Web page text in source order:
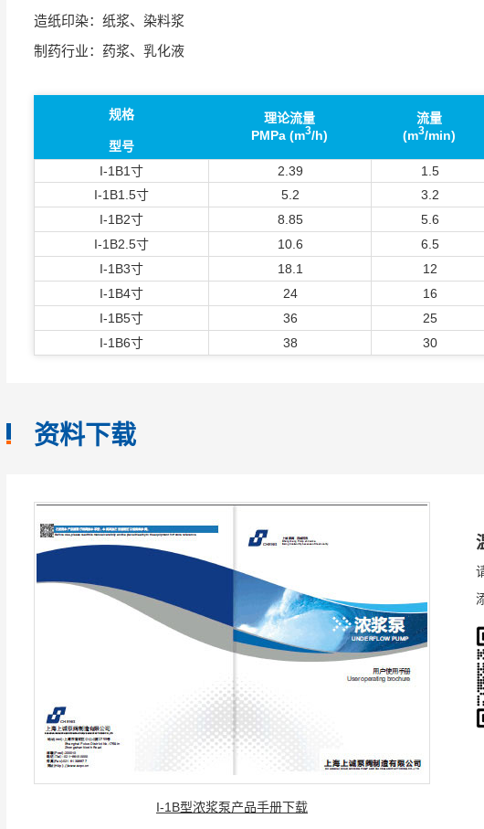
造纸印染：纸浆、染料浆
制药行业：药浆、乳化液
规格
理论流量
PMPa (m3/h)
流量
(m3/min)
型号
I-1B1寸
2.39 1.5
I-1B1.5寸
5.2 3.2
I-1B2寸
8.85 5.6
I-1B2.5寸
10.6 6.5
I-1B3寸
18.1 12
I-1B4寸
24 16
I-1B5寸
36 25
I-1B6寸
38 30
资料下载
I-1B型浓浆泵产品手册下载